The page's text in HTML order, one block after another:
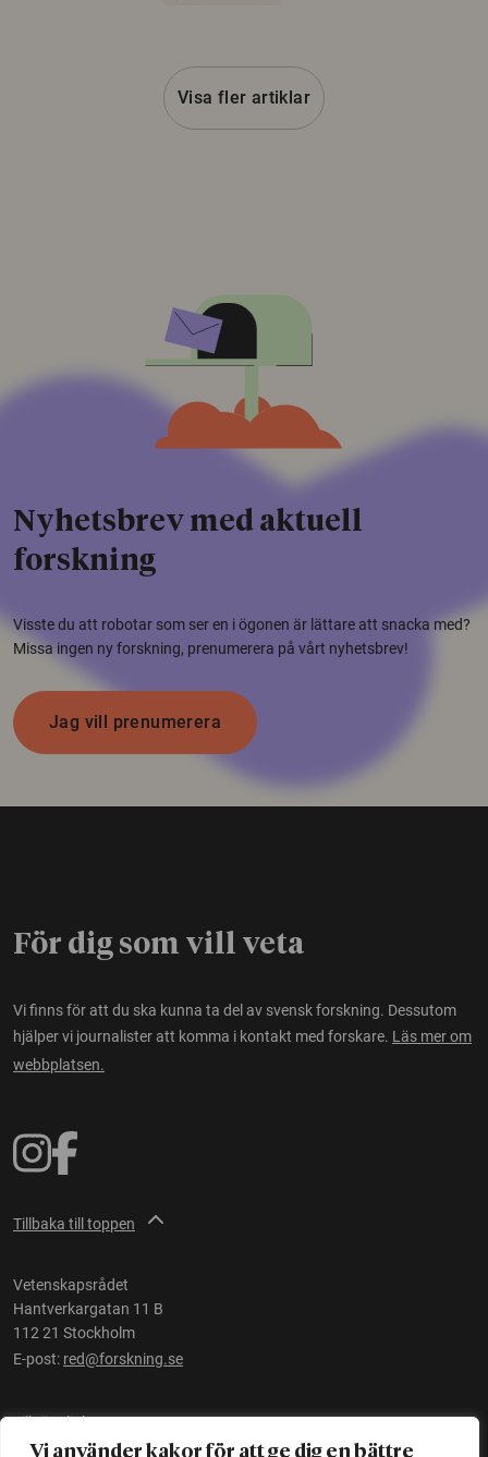
Vi använder kakor för att ge dig en bättre
Visa fler artiklar
Nyhetsbrev med aktuell
forskning
Visste du att robotar som ser en i ögonen är lättare att snacka med?
Missa ingen ny forskning, prenumerera på vårt nyhetsbrev!
Jag vill prenumerera
För dig som vill veta
Vi finns för att du ska kunna ta del av svensk forskning. Dessutom
hjälper vi journalister att komma i kontakt med forskare. Läs mer om
webbplatsen.
Tillbaka till toppen
Vetenskapsrådet
Hantverkargatan 11 B
112 21 Stockholm
E-post: red@forskning.se
Tillgänglighet